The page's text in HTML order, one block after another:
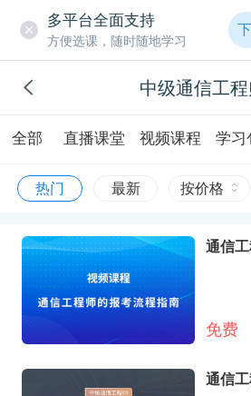
多平台全面支持
方便选课，随时随地学习
中级通信工
全部 直播课堂 视频课程 学习
热门 最新 按价格
通信
免费
通信